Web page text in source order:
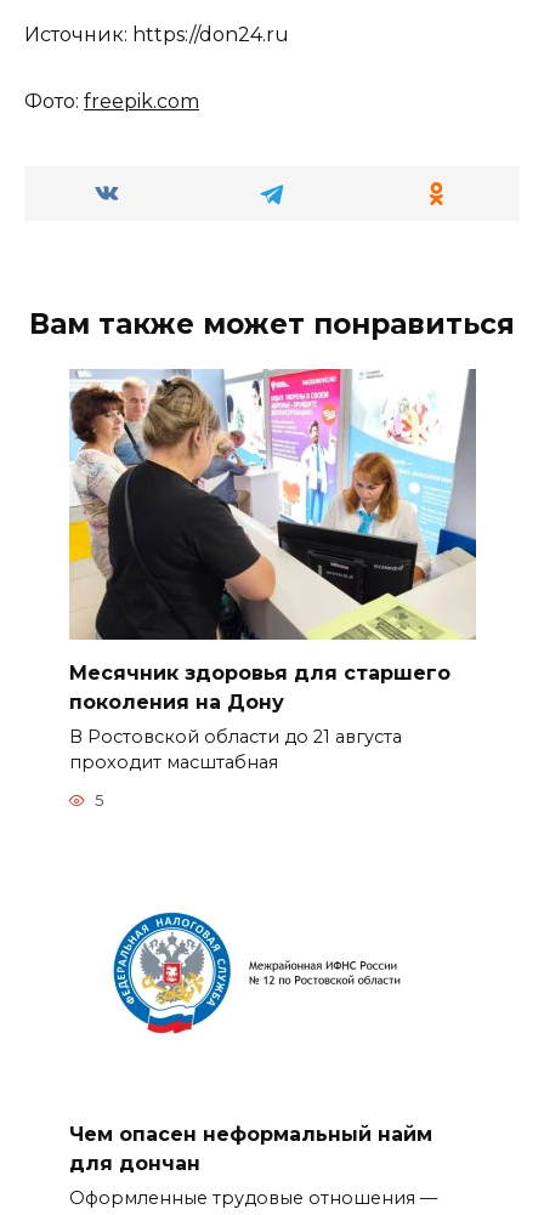
Источник: https://don24.ru
Фото: freepik.com
Вам также может понравиться
Месячник здоровья для старшего
поколения на Дону
В Ростовской области до 21 августа
проходит масштабная
5
Чем опасен неформальный найм
для дончан
Оформленные трудовые отношения —